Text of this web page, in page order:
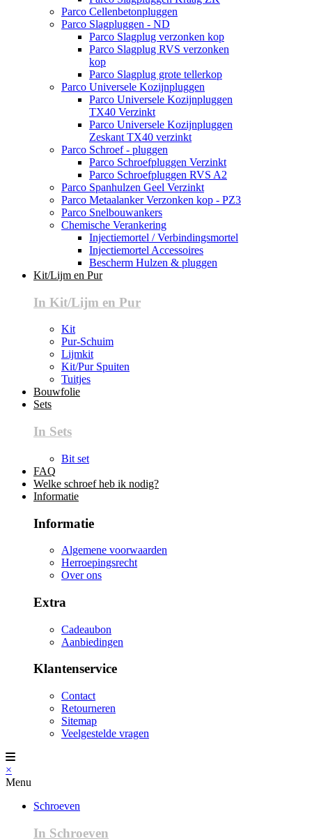
Parco Cellenbetonpluggen
Parco Slagpluggen - ND
Parco Slagplug verzonken kop
Parco Slagplug RVS verzonken
kop
Parco Slagplug grote tellerkop
Parco Universele Kozijnpluggen
Parco Universele Kozijnpluggen
TX40 Verzinkt
Parco Universele Kozijnpluggen
Zeskant TX40 verzinkt
Parco Schroef - pluggen
Parco Schroefpluggen Verzinkt
Parco Schroefpluggen RVS A2
Parco Spanhulzen Geel Verzinkt
Parco Metaalanker Verzonken kop - PZ3
Parco Snelbouwankers
Chemische Verankering
Injectiemortel / Verbindingsmortel
Injectiemortel Accessoires
Bescherm Hulzen & pluggen
Kit/Lijm en Pur
In Kit/Lijm en Pur
Kit
Pur-Schuim
Lijmkit
Kit/Pur Spuiten
Tuitjes
Bouwfolie
Sets
In Sets
Bit set
FAQ
Welke schroef heb ik nodig?
Informatie
Informatie
Algemene voorwaarden
Herroepingsrecht
Over ons
Extra
Cadeaubon
Aanbiedingen
Klantenservice
Contact
Retourneren
Sitemap
Veelgestelde vragen
×
Menu
Schroeven
In Schroeven